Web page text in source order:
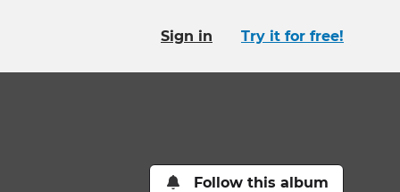
Sign in Try it for free!
Follow this album